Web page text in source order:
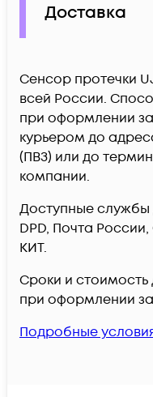
Доставка
Сенсор протечки
всей России.
при оформлении
курьером до
(ПВЗ) или до
компании.
Доступные службы
DPD, Почта
КИТ.
Сроки и
при оформлении
Подробные